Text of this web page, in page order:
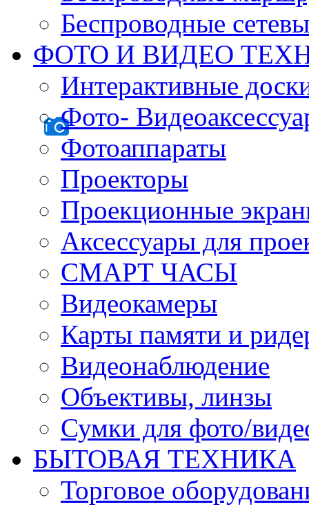
Беспроводные
ФОТО И ВИДЕО
Интерактивные
Фото-
Фотоаппараты
Проекторы
Проекционные
Аксессуары для
СМАРТ ЧАСЫ
Видеокамеры
Карты памяти и
Видеонаблюдение
Объективы, линзы
Сумки для фото/
БЫТОВАЯ ТЕХНИКА
Торговое